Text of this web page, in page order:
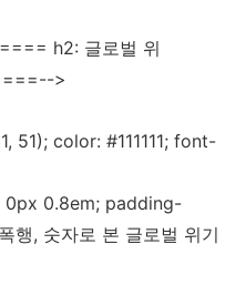
h2: 글로벌 위
>
51); color: #111111; font-
0.8em; padding-
행, 숫자로 본 글로벌 위기